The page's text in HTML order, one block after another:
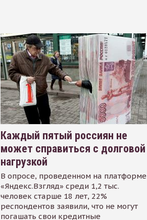
Каждый пятый россиян не
может справиться с долговой
нагрузкой
В опросе, проведенном на платформе
«Яндекс.Взгляд» среди 1,2 тыс.
человек старше 18 лет, 22%
респондентов заявили, что не могут
погашать свои кредитные